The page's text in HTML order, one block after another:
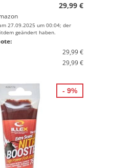
29,99 €
27.09.2025 um 00:04; der
geändert haben.
29,99 €
29,99 €
- 9%